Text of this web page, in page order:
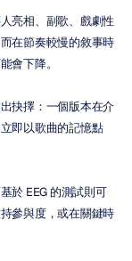
亮相、副歌、戲劇性
在節奏較慢的敘事時
會下降。
抉擇：一個版本在介
即以歌曲的記憶點
於 EEG 的測試則可
參與度，或在關鍵時